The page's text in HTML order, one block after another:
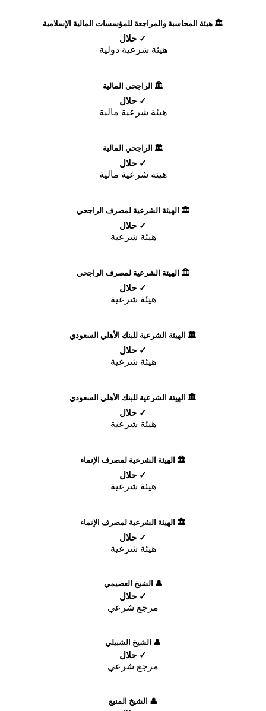
🏛️ هيئة المحاسبة والمراجعة للمؤسسات المالية الإسلامية
✓ حلال
هيئة شرعية دولية
🏛️ الراجحي المالية
✓ حلال
هيئة شرعية مالية
🏛️ الراجحي المالية
✓ حلال
هيئة شرعية مالية
🏛️ الهيئة الشرعية لمصرف الراجحي
✓ حلال
هيئة شرعية
🏛️ الهيئة الشرعية لمصرف الراجحي
✓ حلال
هيئة شرعية
🏛️ الهيئة الشرعية للبنك الأهلي السعودي
✓ حلال
هيئة شرعية
🏛️ الهيئة الشرعية للبنك الأهلي السعودي
✓ حلال
هيئة شرعية
🏛️ الهيئة الشرعية لمصرف الإنماء
✓ حلال
هيئة شرعية
🏛️ الهيئة الشرعية لمصرف الإنماء
✓ حلال
هيئة شرعية
👤 الشيخ العصيمي
✓ حلال
مرجع شرعي
👤 الشيخ الشبيلي
✓ حلال
مرجع شرعي
👤 الشيخ المنيع